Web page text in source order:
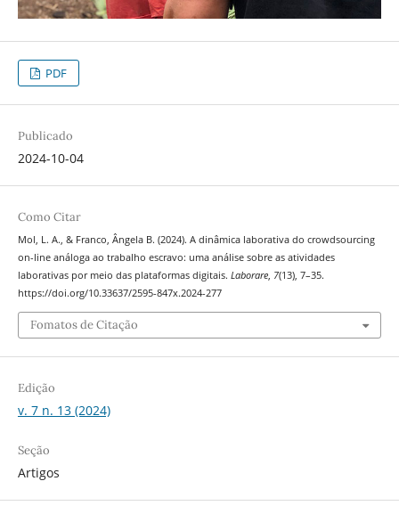
PDF
Publicado
2024-10-04
Como Citar
Mol, L. A., & Franco, Ângela B. (2024). A dinâmica laborativa do crowdsourcing
on-line análoga ao trabalho escravo: uma análise sobre as atividades
laborativas por meio das plataformas digitais. Laborare, 7(13), 7–35.
https://doi.org/10.33637/2595-847x.2024-277
Fomatos de Citação
Edição
v. 7 n. 13 (2024)
Seção
Artigos